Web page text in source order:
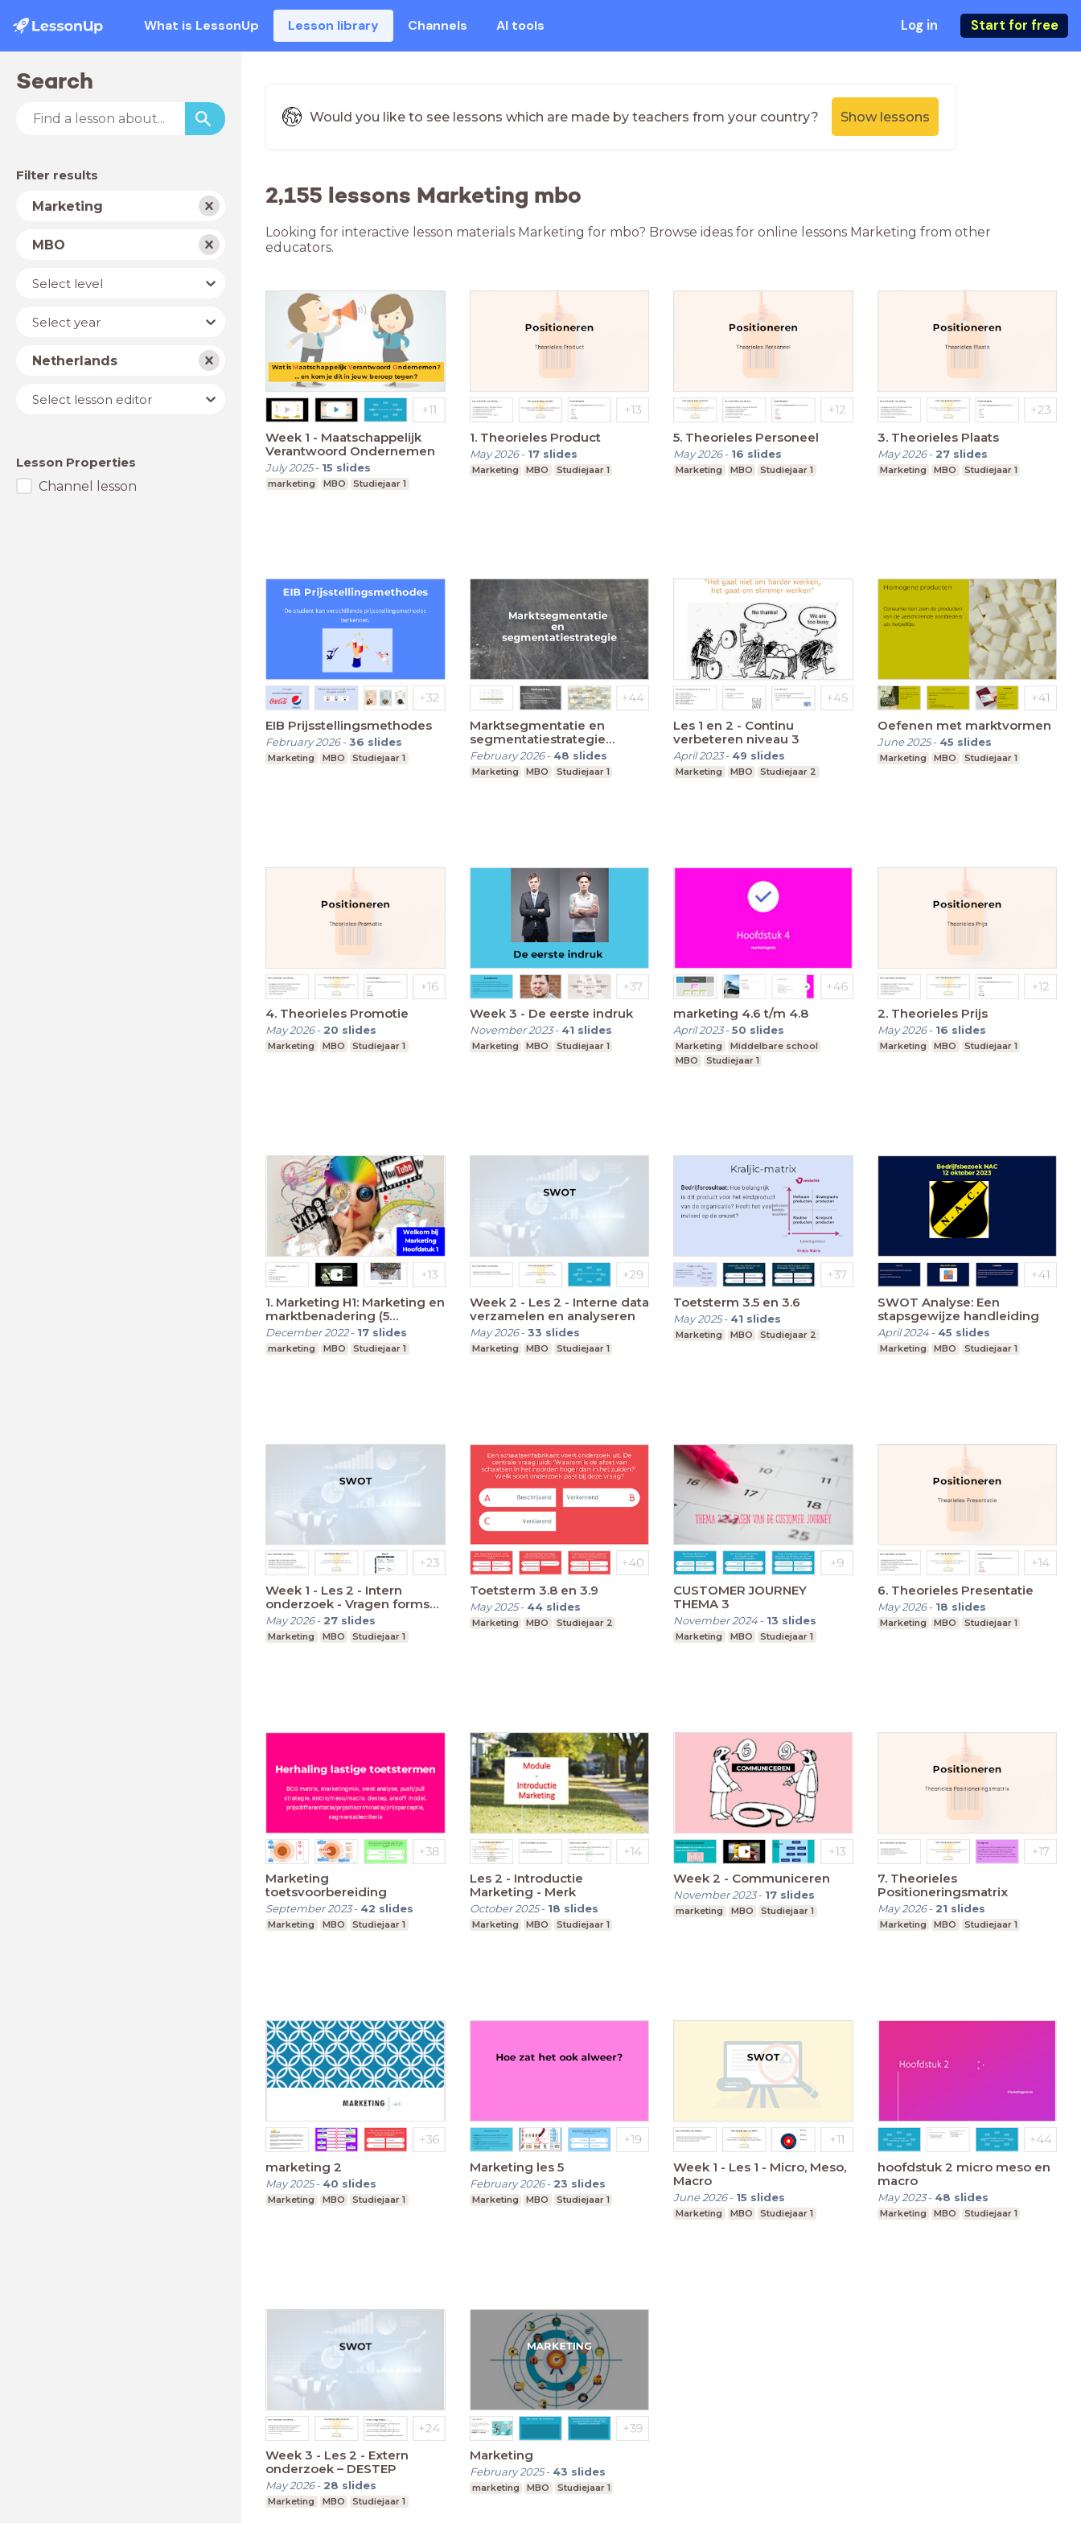
What is LessonUp Lesson library Channels AI tools Log in Start for free
Search
Filter results
Subject
Marketing
School
typeMBO
Level
Select level
YearSelect year
Country
Netherlands
Lesson
editor
Select lesson editor
Lesson Properties
Channel lesson
Would you like to see lessons which are made by teachers from your country? Show lessons
2,155 lessons Marketing mbo
Looking for interactive lesson materials Marketing for mbo? Browse ideas for online lessons Marketing from other
educators.
Week 1 - Maatschappelijk
Verantwoord Ondernemen
July 2025- 15 slides
marketing MBO Studiejaar 1
1. Theorieles Product
May 2026- 17 slides
Marketing MBO Studiejaar 1
5. Theorieles Personeel
May 2026- 16 slides
Marketing MBO Studiejaar 1
3. Theorieles Plaats
May 2026- 27 slides
Marketing MBO Studiejaar 1
EIB Prijsstellingsmethodes
February 2026-36 slides
Marketing MBO Studiejaar 1
Marktsegmentatie en
segmentatiestrategie
concept
February 2026- 48 slides
Marketing MBO Studiejaar 1
Les 1 en 2 - Continu
verbeteren niveau 3
April 2023- 49 slides
Marketing MBO Studiejaar 2
Oefenen met marktvormen
June 2025- 45 slides
Marketing MBO Studiejaar 1
4. Theorieles Promotie
May 2026- 20 slides
Marketing MBO Studiejaar 1
Week 3 - De eerste indruk
November 2023- 41 slides
Marketing MBO Studiejaar 1
marketing 4.6 t/m 4.8
April 2023-50 slides
Marketing
Middelbare school
MBO
Studiejaar 1
2. Theorieles Prijs
May 2026- 16 slides
Marketing MBO Studiejaar 1
1. Marketing H1: Marketing en
marktbenadering (5
concepten)
December 2022- 17 slides
marketing MBO Studiejaar 1
Week 2 - Les 2 - Interne data
verzamelen en analyseren
May 2026-33 slides
Marketing MBO Studiejaar 1
Toetsterm 3.5 en 3.6
May 2025- 41 slides
Marketing MBO Studiejaar 2
SWOT Analyse: Een
stapsgewijze handleiding
April 2024- 45 slides
Marketing MBO Studiejaar 1
Week 1 - Les 2 - Intern
onderzoek - Vragen forms
opstellen (enquête)
May 2026- 27 slides
Marketing MBO Studiejaar 1
Toetsterm 3.8 en 3.9
May 2025- 44 slides
Marketing MBO Studiejaar 2
CUSTOMER JOURNEY
THEMA 3
November 2024- 13 slides
Marketing MBO Studiejaar 1
6. Theorieles Presentatie
May 2026- 18 slides
Marketing MBO Studiejaar 1
Marketing
toetsvoorbereiding
September 2023- 42 slides
Marketing MBO Studiejaar 1
Les 2 - Introductie
Marketing - Merk
October 2025- 18 slides
Marketing MBO Studiejaar 1
Week 2 - Communiceren
November 2023- 17 slides
marketing MBO Studiejaar 1
7. Theorieles
Positioneringsmatrix
May 2026- 21 slides
Marketing MBO Studiejaar 1
marketing 2
May 2025- 40 slides
Marketing MBO Studiejaar 1
Marketing les 5
February 2026- 23 slides
Marketing MBO Studiejaar 1
Week 1 - Les 1 - Micro, Meso,
Macro
June 2026- 15 slides
Marketing MBO Studiejaar 1
hoofdstuk 2 micro meso en
macro
May 2023- 48 slides
Marketing MBO Studiejaar 1
Week 3 - Les 2 - Extern
onderzoek – DESTEP
May 2026- 28 slides
Marketing MBO Studiejaar 1
Marketing
February 2025- 43 slides
marketing MBO Studiejaar 1